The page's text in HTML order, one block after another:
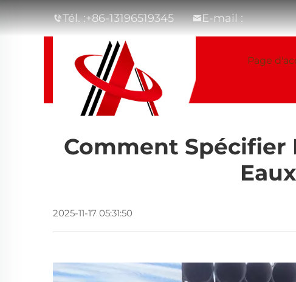
Tél. :+86-13196519345 E-mail :
Page
Comment Spécifier
2025-11-17 05:31:50